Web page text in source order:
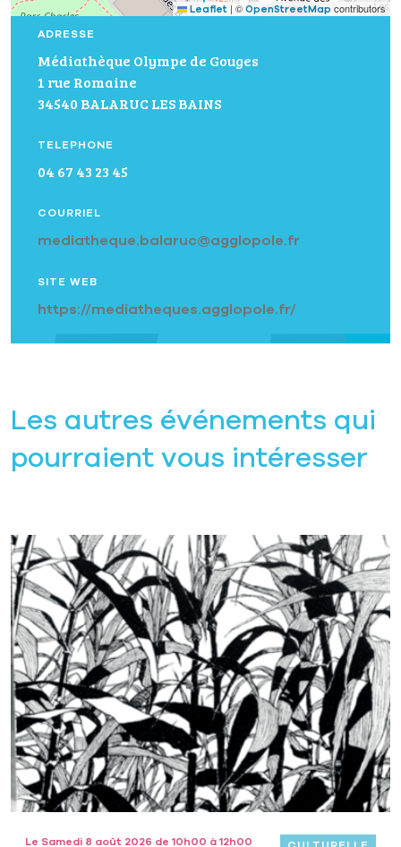
ADRESSE
Médiathèque Olympe de Gouges
1 rue Romaine
34540 BALARUC LES BAINS
TELEPHONE
04 67 43 23 45
COURRIEL
mediatheque.balaruc@agglopole.fr
SITE WEB
https://mediatheques.agglopole.fr/
Leaflet | © OpenStreetMap contributors
Les autres événements qui
pourraient vous intéresser
Le Samedi 8 août 2026 de 10h00 à 12h00